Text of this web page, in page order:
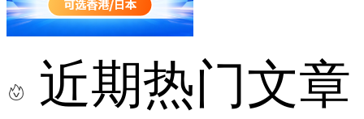
近期热门文章